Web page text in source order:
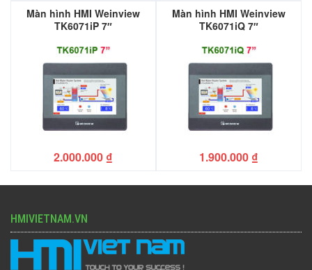
Màn hình HMI Weinview
TK6071iP 7″
2.000.000 ₫
Màn hình HMI Weinview
TK6071iQ 7″
1.900.000 ₫
HMIVIETNAM.VN